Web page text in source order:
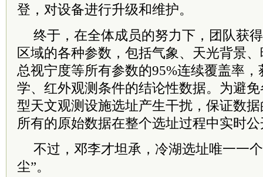
登，对设备进行升级和维护。
终于，在全体成员的努力下，团队获
区域的各种参数，包括气象、天光背景
总视宁度等所有参数的95%连续覆盖率
学、红外观测条件的结论性数据。为避
型天文观测设施选址产生干扰，保证数
所有的原始数据在整个选址过程中实时
不过，邓李才坦承，冷湖选址唯一一
尘”。